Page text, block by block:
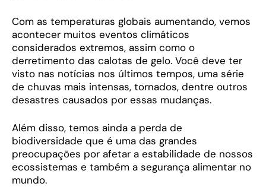
Com as temperaturas globais aumentando, vemos
acontecer muitos eventos climáticos
considerados extremos, assim como o
derretimento das calotas de gelo. Você deve ter
visto nas notícias nos últimos tempos, uma série
de chuvas mais intensas, tornados, dentre outros
desastres causados por essas mudanças.
Além disso, temos ainda a perda de
biodiversidade que é uma das grandes
preocupações por afetar a estabilidade de nossos
ecossistemas e também a segurança alimentar no
mundo.